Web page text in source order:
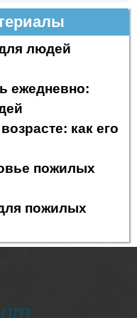
людей
ежедневно:
как его
пожилых
пожилых